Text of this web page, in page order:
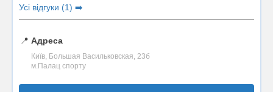
Усі відгуки (1) ➡️
📍 Адреса
Київ, Большая Васильковская, 23б
м.Палац спорту